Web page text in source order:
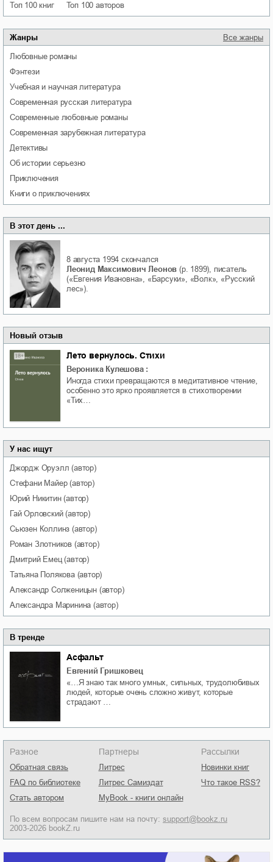
Топ 100 книг Топ 100 авторов
Жанры Все жанры
любовные романы
фэнтези
учебная и научная литература
современная русская литература
современные любовные романы
современная зарубежная литература
детективы
об истории серьезно
приключения
книги о приключениях
В этот день ...
8 августа 1994 скончался
Леонид Максимович Леонов (р. 1899), писатель
(«Евгения Ивановна», «Барсуки», «Волк», «Русский
лес»).
Новый отзыв
Лето вернулось. Стихи
Вероника Кулешова :
Иногда стихи превращаются в медитативное чтение,
особенно это ярко проявляется в стихотворении
«Тих…
У нас ищут
Джордж Оруэлл (автор)
Стефани Майер(автор)
Юрий Никитин(автор)
Гай Орловский(автор)
Сьюзен Коллинз (автор)
Роман Злотников (автор)
Дмитрий Емец(автор)
Татьяна Полякова(автор)
Александр Солженицын (автор)
Александра Маринина (автор)
В тренде
Асфальт
Евгений Гришковец
«…Я знаю так много умных, сильных, трудолюбивых
людей, которые очень сложно живут, которые
страдают …
Разное
Обратная связь
FAQ по библиотеке
Стать автором
Партнеры
Литрес
Литрес Самиздат
MyBook - книги онлайн
Рассылки
Новинки книг
Что такое RSS?
По всем вопросам пишите нам на почту: support@bookz.ru
2003-2026 bookZ.ru